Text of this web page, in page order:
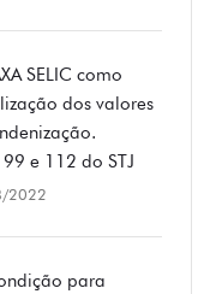
SELIC como
dos valores
e 112 do STJ
2022
para